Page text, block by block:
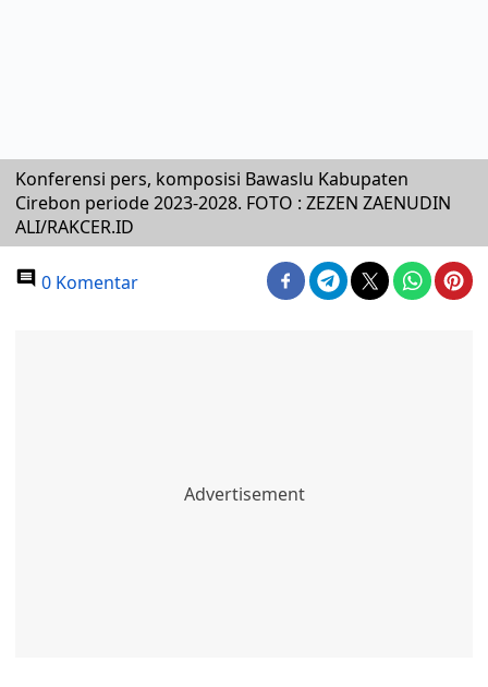
Konferensi pers, komposisi Bawaslu Kabupaten
Cirebon periode 2023-2028. FOTO : ZEZEN ZAENUDIN
ALI/RAKCER.ID
0 Komentar